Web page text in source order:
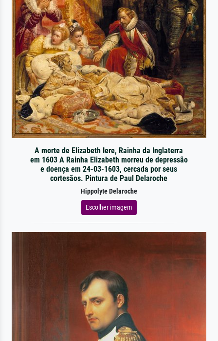
A morte de Elizabeth Iere, Rainha da Inglaterra
em 1603 A Rainha Elizabeth morreu de depressão
e doença em 24-03-1603, cercada por seus
cortesãos. Pintura de Paul Delaroche
Hippolyte Delaroche
Escolher imagem